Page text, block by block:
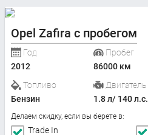
Opel Zafira с пробегом
Год
2012
Пробег
86000 км
Топливо
Бензин
Двигатель
1.8 л/ 140 л.с.
Делаем скидку, если вы берете в:
Trade In